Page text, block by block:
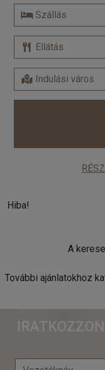
Hiba!
A
További ajánlatokhoz